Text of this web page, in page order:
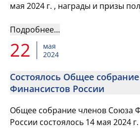
мая 2024 г. , награды и призы
«Финансовый старт» Союза...
Подробнее…
22
мая
2024
Состоялось Общее
Финансистов России
Общее собрание членов Союза
России состоялось 14 мая 2024